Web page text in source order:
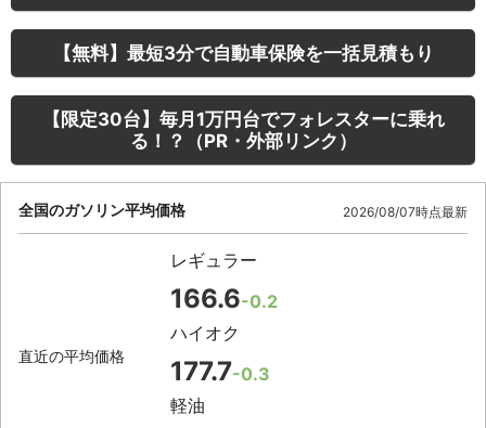
【無料】最短3分で自動車保険を一括見積もり
【限定30台】毎月1万円台でフォレスターに乗れ
る！？（PR・外部リンク）
全国のガソリン平均価格 2026/08/07時点最新
直近の平均価格
レギュラー
166.6-0.2
ハイオク
177.7-0.3
軽油